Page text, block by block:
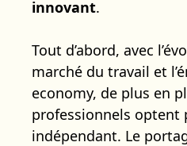
innovant.
Tout d’abord, avec
marché du travail et
economy, de plus en
professionnels optent
indépendant. Le